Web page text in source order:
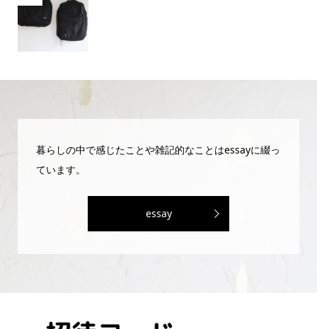
暮らしの中で感じたことや雑記的なことはessayに綴っ
ています。
essay